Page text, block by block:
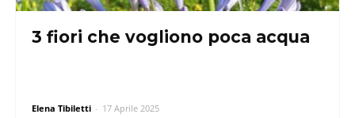
3 fiori che vogliono poca acqua
Elena Tibiletti - 17 Aprile 2025